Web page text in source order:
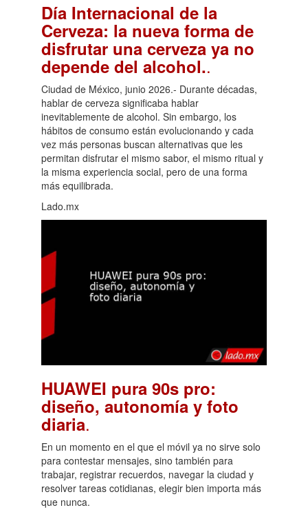
Día Internacional de la
Cerveza: la nueva forma de
disfrutar una cerveza ya no
depende del alcohol..
Ciudad de México, junio 2026.- Durante décadas,
hablar de cerveza significaba hablar
inevitablemente de alcohol. Sin embargo, los
hábitos de consumo están evolucionando y cada
vez más personas buscan alternativas que les
permitan disfrutar el mismo sabor, el mismo ritual y
la misma experiencia social, pero de una forma
más equilibrada.
Lado.mx
HUAWEI pura 90s pro:
diseño, autonomía y foto
diaria.
En un momento en el que el móvil ya no sirve solo
para contestar mensajes, sino también para
trabajar, registrar recuerdos, navegar la ciudad y
resolver tareas cotidianas, elegir bien importa más
que nunca.